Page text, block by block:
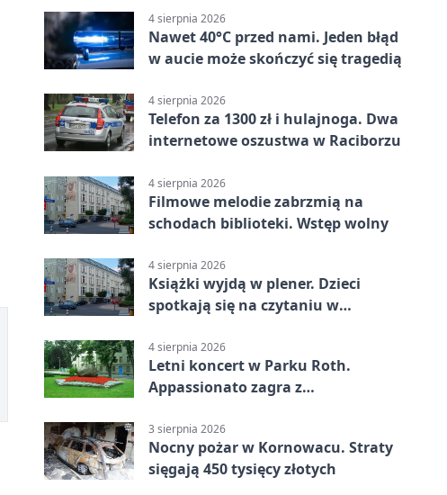
4 sierpnia 2026
Nawet 40°C przed nami. Jeden błąd
w aucie może skończyć się tragedią
4 sierpnia 2026
Telefon za 1300 zł i hulajnoga. Dwa
internetowe oszustwa w Raciborzu
4 sierpnia 2026
Filmowe melodie zabrzmią na
schodach biblioteki. Wstęp wolny
4 sierpnia 2026
Książki wyjdą w plener. Dzieci
spotkają się na czytaniu w
4 sierpnia 2026
Letni koncert w Parku Roth.
Appassionato zagra z
3 sierpnia 2026
Nocny pożar w Kornowacu. Straty
sięgają 450 tysięcy złotych